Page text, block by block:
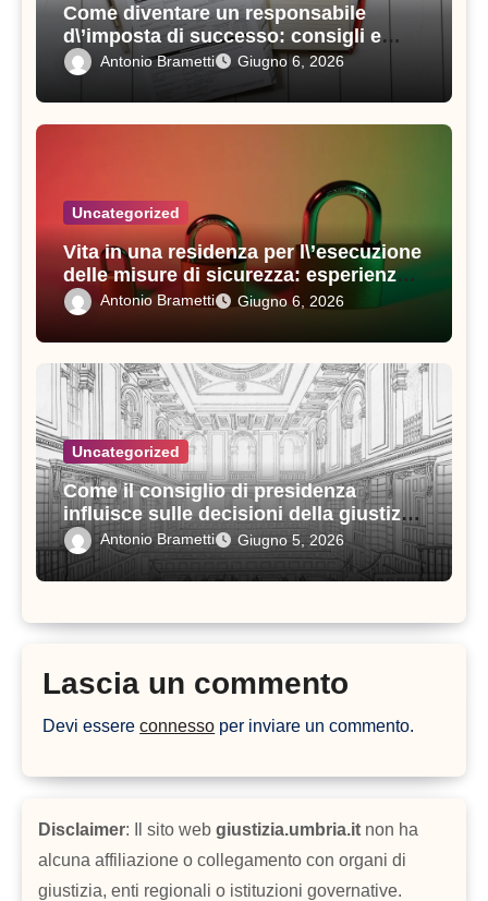
Come diventare un responsabile
d\’imposta di successo: consigli e
strategie vincenti
Antonio Brametti Giugno 6, 2026
Uncategorized
Vita in una residenza per l\’esecuzione
delle misure di sicurezza: esperienze e
consigli utili
Antonio Brametti Giugno 6, 2026
Uncategorized
Come il consiglio di presidenza
influisce sulle decisioni della giustizia
amministrativa
Antonio Brametti Giugno 5, 2026
Lascia un commento
Devi essereconnesso per inviare un commento.
Disclaimer: Il sito web giustizia.umbria.it non ha
alcuna affiliazione o collegamento con organi di
giustizia, enti regionali o istituzioni governative.